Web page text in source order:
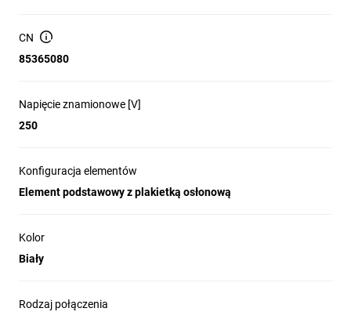
CN
85365080
Napięcie znamionowe [V]
250
Konfiguracja elementów
Element podstawowy z plakietką osłonową
Kolor
Biały
Rodzaj połączenia